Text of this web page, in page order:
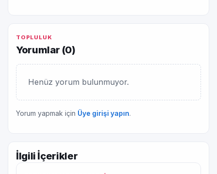
TOPLULUK
Yorumlar (0)
Henüz yorum bulunmuyor.
Yorum yapmak için Üye girişi yapın.
İlgili İçerikler